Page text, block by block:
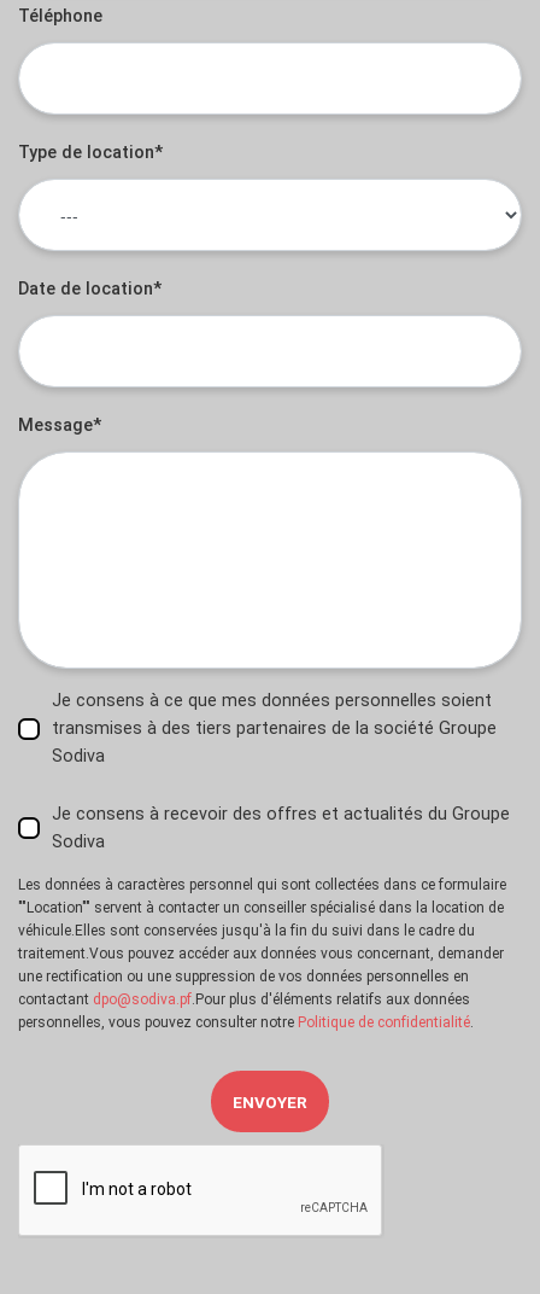
Téléphone
Type de location*
Date de location*
Message*
Je consens à ce que mes données personnelles soient
transmises à des tiers partenaires de la société Groupe
Sodiva
Je consens à recevoir des offres et actualités du Groupe
Sodiva
Les données à caractères personnel qui sont collectées dans ce formulaire
""Location"" servent à contacter un conseiller spécialisé dans la location de
véhicule.Elles sont conservées jusqu'à la fin du suivi dans le cadre du
traitement.Vous pouvez accéder aux données vous concernant, demander
une rectification ou une suppression de vos données personnelles en
contactant dpo@sodiva.pf.Pour plus d'éléments relatifs aux données
personnelles, vous pouvez consulter notre Politique de confidentialité.